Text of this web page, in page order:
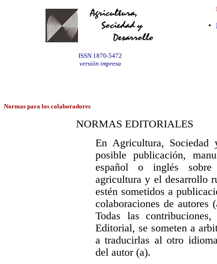
ISSN 1870-5472
versión impresa
Normas para los colaboradores
NORMAS EDITORIALES
En Agricultura, Sociedad
posible publicación,
español o inglés sobre
agricultura y el desarrollo
estén sometidos a
colaboraciones de autores
Todas las
Editorial, se someten a
a traducirlas al otro
del autor (a).